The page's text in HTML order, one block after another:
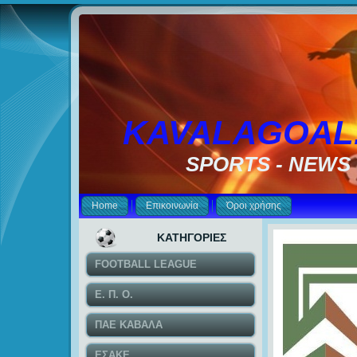
SPORTS - NEWS
Home Επικοινωνία Όροι χρήσης
ΚΑΤΗΓΟΡΙΕΣ
FOOTBALL LEAGUE
Ε. Π. Ο.
ΠΑΕ ΚΑΒΑΛΑ